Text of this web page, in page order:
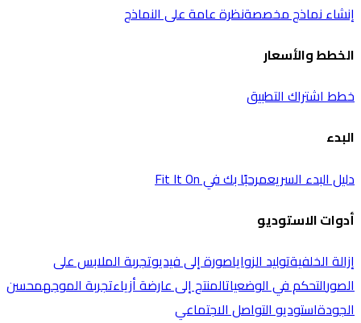
إنشاء نماذج مخصصةنظرة عامة على النماذج
الخطط والأسعار
خطط اشتراك التطبيق
البدء
دليل البدء السريعمرحبًا بك في Fit It On
أدوات الاستوديو
إزالة الخلفيةتوليد الزواياصورة إلى فيديوتجربة الملابس على
الصورالتحكم في الوضعياتالمنتج إلى عارضة أزياءتجربة الموجهمحسن
الجودةاستوديو التواصل الاجتماعي